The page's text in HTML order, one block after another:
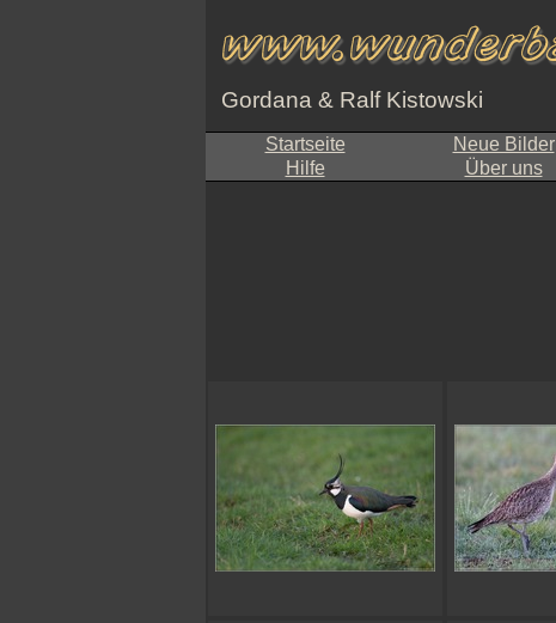
Gordana & Ralf Kistowski
Startseite Neue Bilder
Hilfe
Über uns